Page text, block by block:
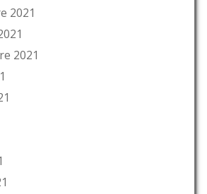
2021
2021